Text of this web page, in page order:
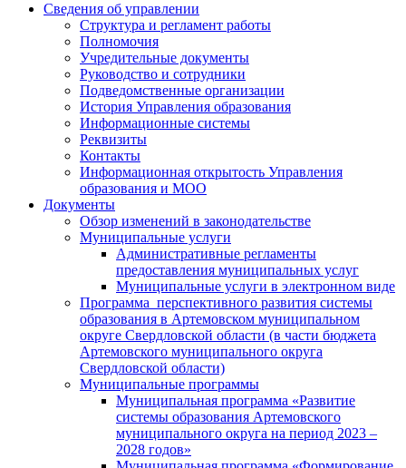
Сведения об управлении
Структура и регламент работы
Полномочия
Учредительные документы
Руководство и сотрудники
Подведомственные организации
История Управления образования
Информационные системы
Реквизиты
Контакты
Информационная открытость Управления
образования и МОО
Документы
Обзор изменений в законодательстве
Муниципальные услуги
Административные регламенты
предоставления муниципальных услуг
Муниципальные услуги в электронном виде
Программа перспективного развития системы
образования в Артемовском муниципальном
округе Свердловской области (в части бюджета
Артемовского муниципального округа
Свердловской области)
Муниципальные программы
Муниципальная программа «Развитие
системы образования Артемовского
муниципального округа на период 2023 –
2028 годов»